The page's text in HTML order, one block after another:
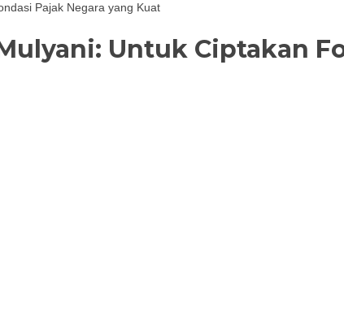
Pajak Negara yang Kuat
Untuk Ciptakan